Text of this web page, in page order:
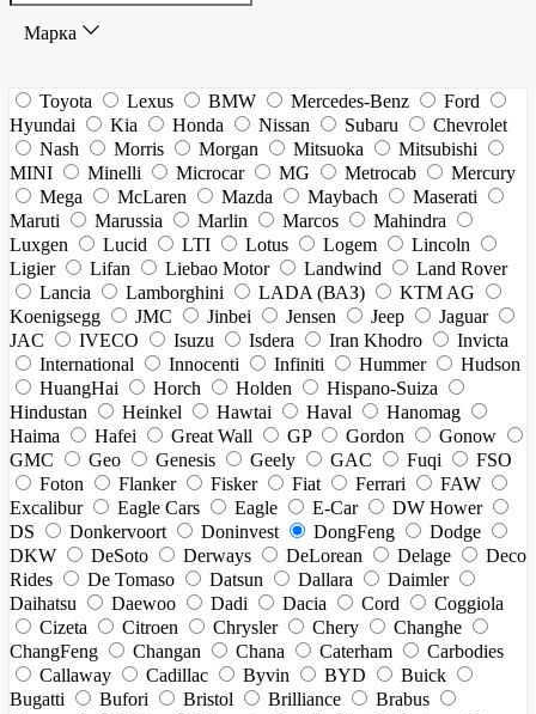
Марка
Toyota Lexus BMW Mercedes-Benz
Ford
Hyundai
Kia Honda Nissan Subaru
Chevrolet
Nash
Morris Morgan Mitsuoka
Mitsubishi
MINI
Minelli Microcar MG Metrocab
Mercury
Mega
McLaren Mazda Maybach
Maserati
Maruti
Marussia Marlin Marcos
Mahindra
Luxgen
Lucid LTI Lotus Logem
Lincoln
Ligier
Lifan Liebao Motor Landwind
Land Rover
Lancia
Lamborghini LADA (ВАЗ)
KTM AG
Koenigsegg
JMC Jinbei Jensen Jeep
Jaguar
JAC
IVECO Isuzu Isdera Iran Khodro
Invicta
International
Innocenti Infiniti Hummer
Hudson
HuangHai
Horch Holden
Hispano-Suiza
Hindustan
Heinkel Hawtai Haval
Hanomag
Haima
Hafei Great Wall GP Gordon
Gonow
GMC
Geo Genesis Geely GAC Fuqi
FSO
Foton
Flanker Fisker Fiat Ferrari
FAW
Excalibur
Eagle Cars Eagle E-Car
DW Hower
DS
Donkervoort Doninvest DongFeng
Dodge
DKW
DeSoto Derways DeLorean Delage
Deco
Rides
De Tomaso Datsun Dallara
Daimler
Daihatsu
Daewoo Dadi Dacia Cord
Coggiola
Cizeta
Citroen Chrysler Chery
Changhe
ChangFeng
Changan Chana Caterham
Carbodies
Callaway
Cadillac Byvin BYD
Buick
Bugatti
Bufori Bristol Brilliance
Brabus